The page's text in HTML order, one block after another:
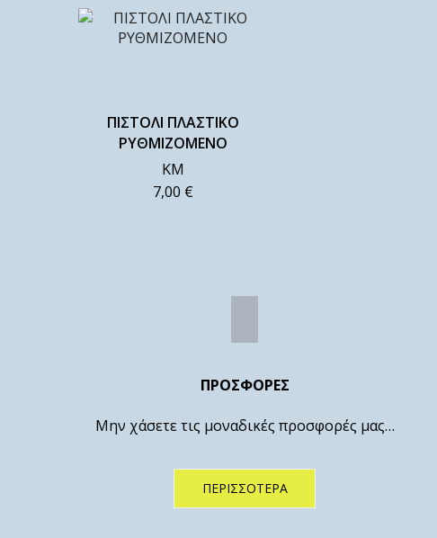
ΠΙΣΤΟΛΙ ΠΛΑΣΤΙΚΟ
ΡΥΘΜΙΖΟΜΕΝΟ
ΚΜ
7,00 €
ΠΡΟΣΦΟΡΕΣ
Μην χάσετε τις μοναδικές προσφορές μας…
ΠΕΡΙΣΣΌΤΕΡΑ